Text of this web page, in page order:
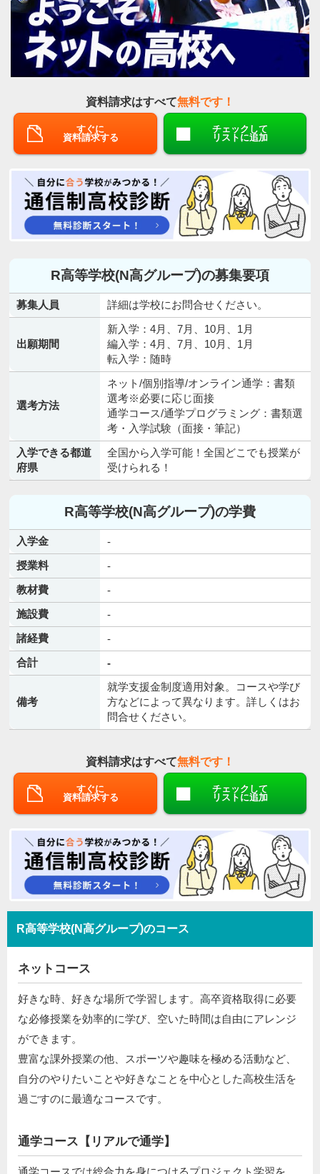
資料請求はすべて無料です！
すぐに
資料請求する
チェックして
リストに追加
R高等学校(N高グループ)の募集要項
募集人員 詳細は学校にお問合せください。
出願期間
新入学：4月、7月、10月、1月
編入学：4月、7月、10月、1月
転入学：随時
選考方法
ネット/個別指導/オンライン通学：書類
選考※必要に応じ面接
通学コース/通学プログラミング：書類選
考・入学試験（面接・筆記）
入学できる都道
府県
全国から入学可能！全国どこでも授業が
受けられる！
R高等学校(N高グループ)の学費
入学金
-
授業料
-
教材費
-
施設費
-
諸経費
-
合計
-
備考
就学支援金制度適用対象。コースや学び
方などによって異なります。詳しくはお
問合せください。
資料請求はすべて無料です！
すぐに
資料請求する
チェックして
リストに追加
R高等学校(N高グループ)のコース
ネットコース
好きな時、好きな場所で学習します。高卒資格取得に必要
な必修授業を効率的に学び、空いた時間は自由にアレンジ
ができます。
豊富な課外授業の他、スポーツや趣味を極める活動など、
自分のやりたいことや好きなことを中心とした高校生活を
過ごすのに最適なコースです。
通学コース【リアルで通学】
通学コースでは総合力を身につけるプロジェクト学習を